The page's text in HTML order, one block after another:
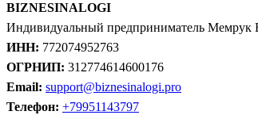
BIZNESINALOGI
Индивидуальный предприниматель Мемрук
ИНН: 772074952763
ОГРНИП: 312774614600176
Email: support@biznesinalogi.pro
Телефон: +79951143797